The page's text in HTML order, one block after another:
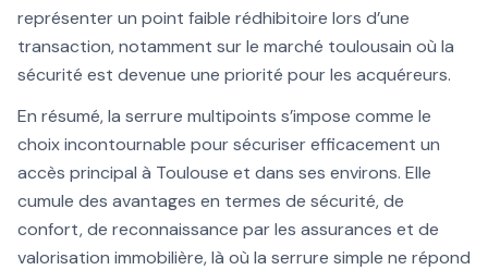
représenter un point faible rédhibitoire lors d’une
transaction, notamment sur le marché toulousain où la
sécurité est devenue une priorité pour les acquéreurs.
En résumé, la serrure multipoints s’impose comme le
choix incontournable pour sécuriser efficacement un
accès principal à Toulouse et dans ses environs. Elle
cumule des avantages en termes de sécurité, de
confort, de reconnaissance par les assurances et de
valorisation immobilière, là où la serrure simple ne répond